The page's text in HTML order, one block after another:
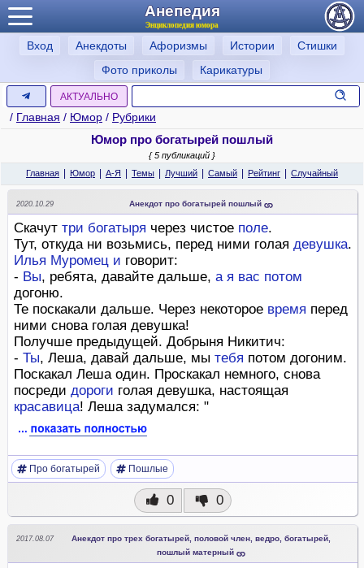
Анепедия
Энциклопедия юмора
Вход Анекдоты Афоризмы Истории
Стишки
Фото приколы
Карикатуры
АКТУАЛЬНО
/ Главная / Юмор / Рубрики
Юмор про богатырей пошлый
{ 5 публикаций }
Главная
Юмор А-Я Темы Лучший Самый Рейтинг Случайный
2020.10.29 Анекдот про богатырей пошлый
Скачут три богатыря через чистое поле.
Тут, откуда ни возьмись, перед ними голая девушка.
Илья Муромец и говорит:
- Вы, ребята, давайте дальше, а я вас потом
догоню.
Те поскакали дальше. Через некоторое время перед
ними снова голая девушка!
Получше предыдущей. Добрыня Никитич:
- Ты, Леша, давай дальше, мы тебя потом догоним.
Поскакал Леша один. Проскакал немного, снова
посреди дороги голая девушка, настоящая
красавица! Леша задумался: "
Про богатырей Пошлые
0 0
2017.08.07
Анекдот про трех богатырей, половой член, ведро, богатырей,
пошлый матерный